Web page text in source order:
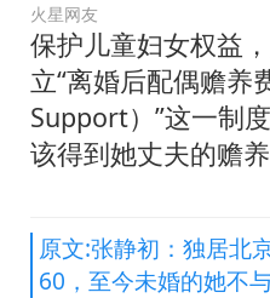
火星网友
保护儿童妇女权益
立“离婚后配偶赡养
Support）”这一制
该得到她丈夫的赡养
原文:张静初：独居北
60，至今未婚的她不